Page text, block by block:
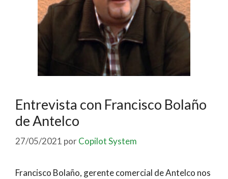
Entrevista con Francisco Bolaño
de Antelco
27/05/2021 porCopilot System
Francisco Bolaño, gerente comercial de Antelco nos